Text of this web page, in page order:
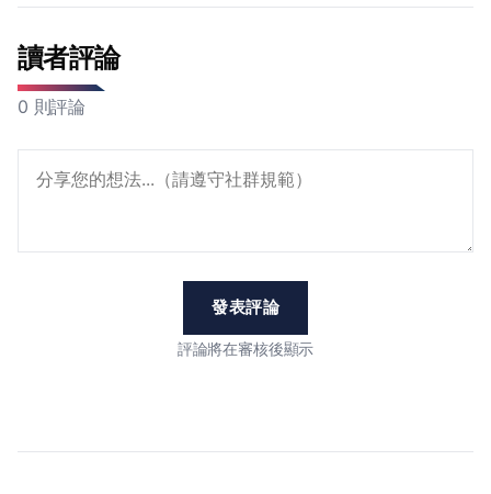
讀者評論
0 則評論
發表評論
評論將在審核後顯示